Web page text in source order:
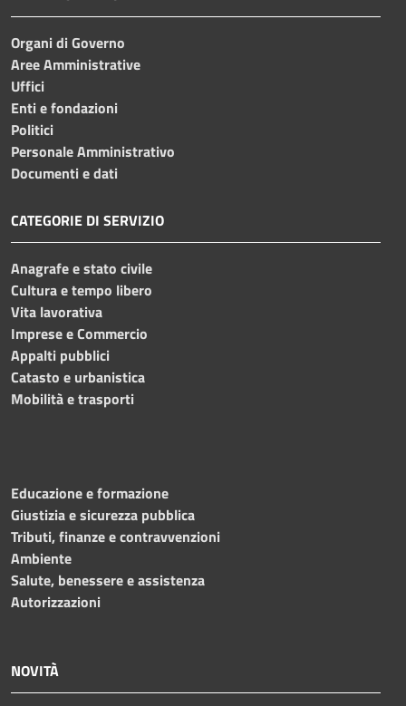
Organi di Governo
Aree Amministrative
Uffici
Enti e fondazioni
Politici
Personale Amministrativo
Documenti e dati
CATEGORIE DI SERVIZIO
Anagrafe e stato civile
Cultura e tempo libero
Vita lavorativa
Imprese e Commercio
Appalti pubblici
Catasto e urbanistica
Mobilità e trasporti
Educazione e formazione
Giustizia e sicurezza pubblica
Tributi, finanze e contravvenzioni
Ambiente
Salute, benessere e assistenza
Autorizzazioni
NOVITÀ